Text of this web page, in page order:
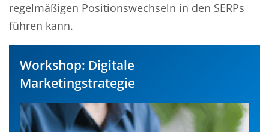
regelmäßigen Positionswechseln in den SERPs
führen kann.
Workshop: Digitale
Marketingstrategie